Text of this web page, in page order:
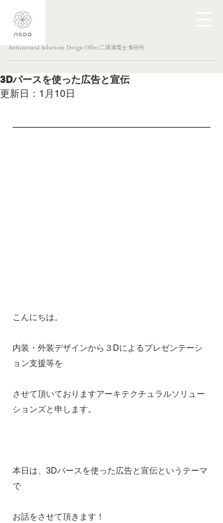
Architectural Solutions Design Office/二級建築士事務所
3Dパースを使った広告と宣伝
更新日： 1月10日
こんにちは。
内装・外装デザインから３Dによるプレゼンテーシ
ョン支援等を
させて頂いておりますアーキテクチュラルソリュー
ションズと申します。
本日は、3Dパースを使った広告と宣伝というテーマ
で
お話をさせて頂きます！